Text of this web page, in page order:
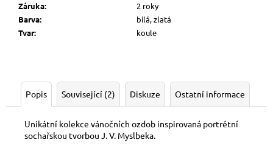
Záruka:
2 roky
Barva:
bílá, zlatá
Tvar: koule
Popis Související (2) Diskuze Ostatní informace
Unikátní kolekce vánočních ozdob inspirovaná portrétní
sochařskou tvorbou J. V. Myslbeka.